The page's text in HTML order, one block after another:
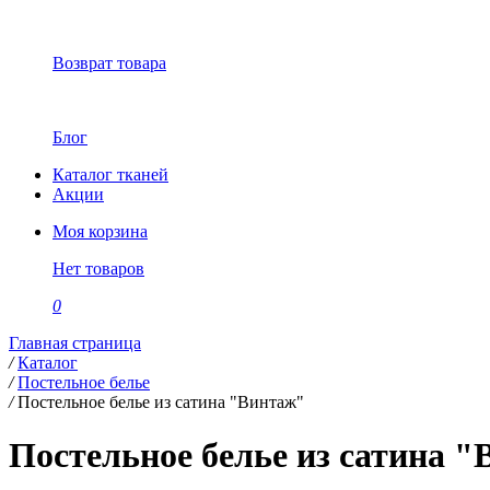
Возврат товара
Блог
Каталог тканей
Акции
Моя корзина
Нет товаров
0
Главная страница
/ Каталог
/ Постельное белье
/ Постельное белье из сатина "Винтаж"
Постельное белье из сатина